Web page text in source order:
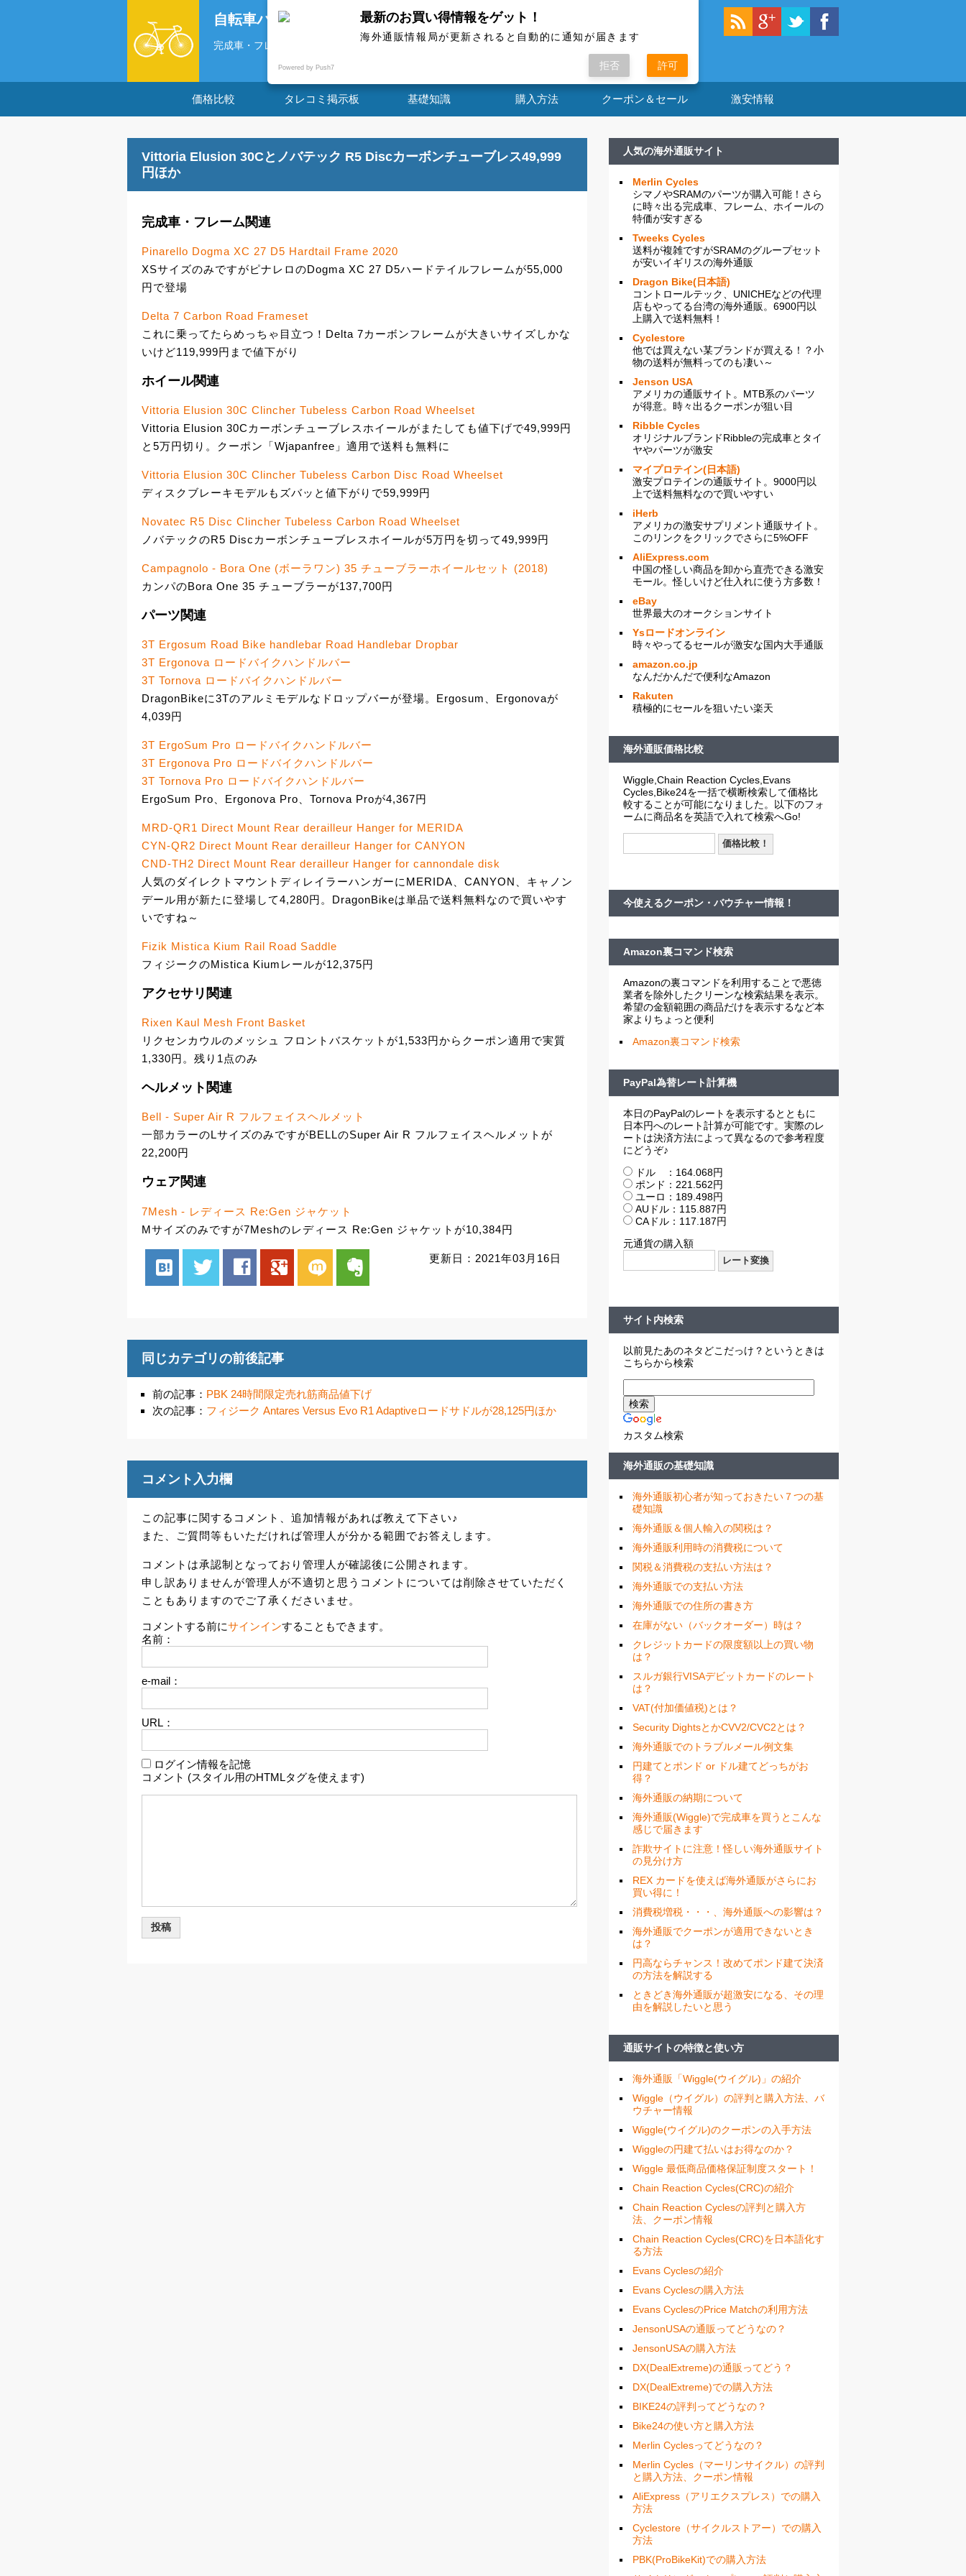
自転車パーツの海外通販情報局
完成車・フレーム関連 Pinarello Dogma XC 27 D5 Hard...
価格比較 タレコミ掲示板 基礎知識 購入方法 クーポン＆セール 激安情報
Vittoria Elusion 30Cとノバテック R5 Discカーボンチューブレス49,999
円ほか
完成車・フレーム関連
Pinarello Dogma XC 27 D5 Hardtail Frame 2020
XSサイズのみですがピナレロのDogma XC 27 D5ハードテイルフレームが55,000
円で登場
Delta 7 Carbon Road Frameset
これに乗ってたらめっちゃ目立つ！Delta 7カーボンフレームが大きいサイズしかな
いけど119,999円まで値下がり
ホイール関連
Vittoria Elusion 30C Clincher Tubeless Carbon Road Wheelset
Vittoria Elusion 30Cカーボンチューブレスホイールがまたしても値下げで49,999円
と5万円切り。クーポン「Wjapanfree」適用で送料も無料に
Vittoria Elusion 30C Clincher Tubeless Carbon Disc Road Wheelset
ディスクブレーキモデルもズバッと値下がりで59,999円
Novatec R5 Disc Clincher Tubeless Carbon Road Wheelset
ノバテックのR5 Discカーボンチューブレスホイールが5万円を切って49,999円
Campagnolo - Bora One (ボーラワン) 35 チューブラーホイールセット (2018)
カンパのBora One 35 チューブラーが137,700円
パーツ関連
3T Ergosum Road Bike handlebar Road Handlebar Dropbar
3T Ergonova ロードバイクハンドルバー
3T Tornova ロードバイクハンドルバー
DragonBikeに3Tのアルミモデルなドロップバーが登場。Ergosum、Ergonovaが
4,039円
3T ErgoSum Pro ロードバイクハンドルバー
3T Ergonova Pro ロードバイクハンドルバー
3T Tornova Pro ロードバイクハンドルバー
ErgoSum Pro、Ergonova Pro、Tornova Proが4,367円
MRD-QR1 Direct Mount Rear derailleur Hanger for MERIDA
CYN-QR2 Direct Mount Rear derailleur Hanger for CANYON
CND-TH2 Direct Mount Rear derailleur Hanger for cannondale disk
人気のダイレクトマウントディレイラーハンガーにMERIDA、CANYON、キャノン
デール用が新たに登場して4,280円。DragonBikeは単品で送料無料なので買いやす
いですね～
Fizik Mistica Kium Rail Road Saddle
フィジークのMistica Kiumレールが12,375円
アクセサリ関連
Rixen Kaul Mesh Front Basket
リクセンカウルのメッシュ フロントバスケットが1,533円からクーポン適用で実質
1,330円。残り1点のみ
ヘルメット関連
Bell - Super Air R フルフェイスヘルメット
一部カラーのLサイズのみですがBELLのSuper Air R フルフェイスヘルメットが
22,200円
ウェア関連
7Mesh - レディース Re:Gen ジャケット
Mサイズのみですが7Meshのレディース Re:Gen ジャケットが10,384円
hatenabookmark twitter facebook google mixi evernote 更新日：2021年03月16日
同じカテゴリの前後記事
前の記事： PBK 24時間限定売れ筋商品値下げ
次の記事： フィジーク Antares Versus Evo R1 Adaptiveロードサドルが28,125円ほか
コメント入力欄
この記事に関するコメント、追加情報があれば教えて下さい♪
また、ご質問等もいただければ管理人が分かる範囲でお答えします。
コメントは承認制となっており管理人が確認後に公開されます。
申し訳ありませんが管理人が不適切と思うコメントについては削除させていただく
こともありますのでご了承くださいませ。
コメントする前にサインインすることもできます。
名前：
e-mail：
URL：
ログイン情報を記憶
コメント (スタイル用のHTMLタグを使えます)
人気の海外通販サイト
Merlin Cycles
シマノやSRAMのパーツが購入可能！さら
に時々出る完成車、フレーム、ホイールの
特価が安すぎる
Tweeks Cycles
送料が複雑ですがSRAMのグループセット
が安いイギリスの海外通販
Dragon Bike(日本語)
コントロールテック、UNICHEなどの代理
店もやってる台湾の海外通販。6900円以
上購入で送料無料！
Cyclestore
他では買えない某ブランドが買える！？小
物の送料が無料ってのも凄い～
Jenson USA
アメリカの通販サイト。MTB系のパーツ
が得意。時々出るクーポンが狙い目
Ribble Cycles
オリジナルブランドRibbleの完成車とタイ
ヤやパーツが激安
マイプロテイン(日本語)
激安プロテインの通販サイト。9000円以
上で送料無料なので買いやすい
iHerb
アメリカの激安サプリメント通販サイト。
このリンクをクリックでさらに5%OFF
AliExpress.com
中国の怪しい商品を卸から直売できる激安
モール。怪しいけど仕入れに使う方多数！
eBay
世界最大のオークションサイト
Ysロードオンライン
時々やってるセールが激安な国内大手通販
amazon.co.jp
なんだかんだで便利なAmazon
Rakuten
積極的にセールを狙いたい楽天
海外通販価格比較
Wiggle,Chain Reaction Cycles,Evans
Cycles,Bike24を一括で横断検索して価格比
較することが可能になりました。以下のフォ
ームに商品名を英語で入れて検索へGo!
今使えるクーポン・バウチャー情報！
Amazon裏コマンド検索
Amazonの裏コマンドを利用することで悪徳
業者を除外したクリーンな検索結果を表示。
希望の金額範囲の商品だけを表示するなど本
家よりちょっと便利
Amazon裏コマンド検索
PayPal為替レート計算機
本日のPayPalのレートを表示するとともに
日本円へのレート計算が可能です。実際のレ
ートは決済方法によって異なるので参考程度
にどうぞ♪
ドル ：164.068円
ポンド：221.562円
ユーロ：189.498円
AUドル：115.887円
CAドル：117.187円
元通貨の購入額
サイト内検索
以前見たあのネタどこだっけ？というときは
こちらから検索
カスタム検索
海外通販の基礎知識
海外通販初心者が知っておきたい７つの基
礎知識
海外通販＆個人輸入の関税は？
海外通販利用時の消費税について
関税＆消費税の支払い方法は？
海外通販での支払い方法
海外通販での住所の書き方
在庫がない（バックオーダー）時は？
クレジットカードの限度額以上の買い物
は？
スルガ銀行VISAデビットカードのレート
は？
VAT(付加価値税)とは？
Security DightsとかCVV2/CVC2とは？
海外通販でのトラブルメール例文集
円建てとポンド or ドル建てどっちがお
得？
海外通販の納期について
海外通販(Wiggle)で完成車を買うとこんな
感じで届きます
詐欺サイトに注意！怪しい海外通販サイト
の見分け方
REX カードを使えば海外通販がさらにお
買い得に！
消費税増税・・・、海外通販への影響は？
海外通販でクーポンが適用できないとき
は？
円高ならチャンス！改めてポンド建て決済
の方法を解説する
ときどき海外通販が超激安になる、その理
由を解説したいと思う
通販サイトの特徴と使い方
海外通販「Wiggle(ウイグル)」の紹介
Wiggle（ウイグル）の評判と購入方法、バ
ウチャー情報
Wiggle(ウイグル)のクーポンの入手方法
Wiggleの円建て払いはお得なのか？
Wiggle 最低商品価格保証制度スタート！
Chain Reaction Cycles(CRC)の紹介
Chain Reaction Cyclesの評判と購入方
法、クーポン情報
Chain Reaction Cycles(CRC)を日本語化す
る方法
Evans Cyclesの紹介
Evans Cyclesの購入方法
Evans CyclesのPrice Matchの利用方法
JensonUSAの通販ってどうなの？
JensonUSAの購入方法
DX(DealExtreme)の通販ってどう？
DX(DealExtreme)での購入方法
BIKE24の評判ってどうなの？
Bike24の使い方と購入方法
Merlin Cyclesってどうなの？
Merlin Cycles（マーリンサイクル）の評判
と購入方法、クーポン情報
AliExpress（アリエクスプレス）での購入
方法
Cyclestore（サイクルストアー）での購入
方法
PBK(ProBikeKit)での購入方法
最新のお買い得情報をゲット！
海外通販情報局が更新されると自動的に通知が届きます
Powered by Push7 拒否 許可